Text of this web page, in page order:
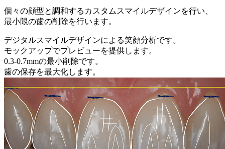
個々の顔型と調和するカスタムスマイルデザインを行い、
最小限の歯の削除を行います。
デジタルスマイルデザインによる笑顔分析です。
モックアップでプレビューを提供します。
0.3-0.7mmの最小削除です。
歯の保存を最大化します。